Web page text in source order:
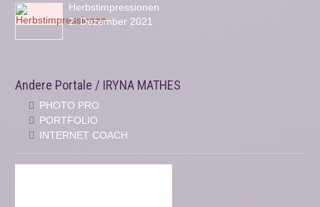
Herbstimpressionen
2. Dezember 2021
Andere Portale / IRYNA MATHES
PHOTO PRO
PORTFOLIO
INTERNET COACH